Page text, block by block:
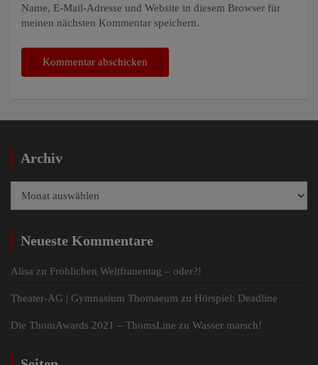
Name, E-Mail-Adresse und Website in diesem Browser für
meinen nächsten Kommentar speichern.
Archiv
Neueste Kommentare
Alisa zu Fröhlichen Weltfrauentag – oder?!
Theater-AG | Gymnasium Thomaeum zu Hörspiel: Deadline
Die ThomAwards 2021 – ThomsLine zu Wasser marsch!